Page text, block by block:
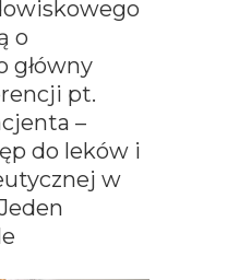
o
główny
pt.
–
do leków i
w